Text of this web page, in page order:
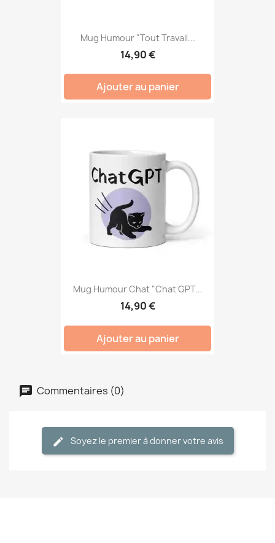
Mug Humour "Tout Travail...
14,90 €
Ajouter au panier
Mug Humour Chat "Chat GPT...
14,90 €
Ajouter au panier
Commentaires (0)
Soyez le premier à donner votre avis